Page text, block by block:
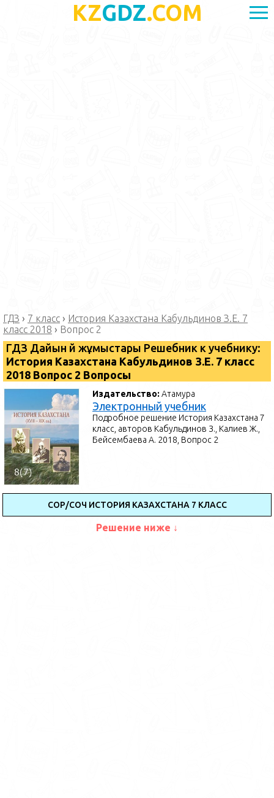
KZGDZ.COM
ГДЗ › 7 класс › История Казахстана Кабульдинов З.Е. 7
класс 2018 › Вопрос 2
ГДЗ Дайын үй жұмыстары Решебник к учебнику:
История Казахстана Кабульдинов З.Е. 7 класс
2018 Вопрос 2 Вопросы
Издательство:Атамура
Электронный учебник
Подробное решение История Казахстана 7
класс, авторов Кабульдинов З., Калиев Ж.,
Бейсембаева А. 2018, Вопрос 2
СОР/СОЧ ИСТОРИЯ КАЗАХСТАНА 7 КЛАСС
Решение ниже ↓